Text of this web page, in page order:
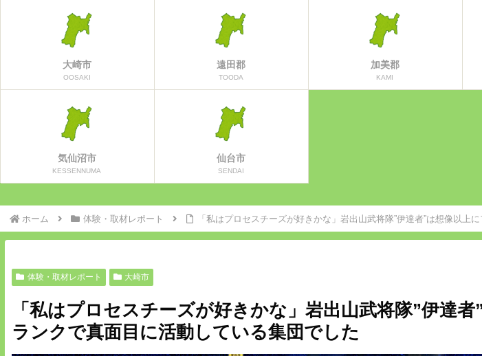
大崎市
OOSAKI
遠田郡
TOODA
加美郡
KAMI
気仙沼市
KESSENNUMA
仙台市
SENDAI
ホーム 体験・取材レポート 「私はプロセスチーズが好きかな」岩出山武将隊”伊達者”は想像以上
体験・取材レポート 大崎市
「私はプロセスチーズが好きかな」岩出山武将隊”伊達者
ランクで真面目に活動している集団でした